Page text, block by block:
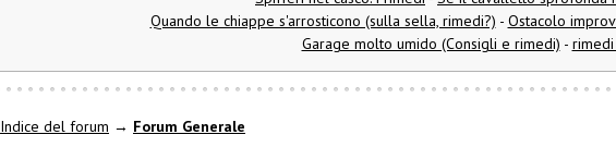
Quando le chiappe s'arrosticono (sulla sella, rimedi?) - Ostacolo
Garage molto umido (Consigli e rimedi) -
Indice del forum → Forum Generale